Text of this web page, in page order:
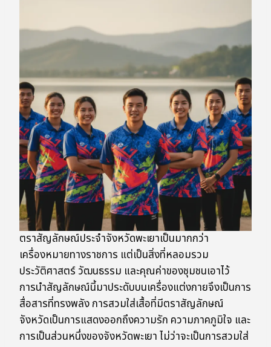
ตราสัญลักษณ์ประจำจังหวัดพะเยาเป็นมากกว่า
เครื่องหมายทางราชการ แต่เป็นสิ่งที่หลอมรวม
ประวัติศาสตร์ วัฒนธรรม และคุณค่าของชุมชนเอาไว้
การนำสัญลักษณ์นี้มาประดับบนเครื่องแต่งกายจึงเป็นการ
สื่อสารที่ทรงพลัง การสวมใส่เสื้อที่มีตราสัญลักษณ์
จังหวัดเป็นการแสดงออกถึงความรัก ความภาคภูมิใจ และ
การเป็นส่วนหนึ่งของจังหวัดพะเยา ไม่ว่าจะเป็นการสวมใส่